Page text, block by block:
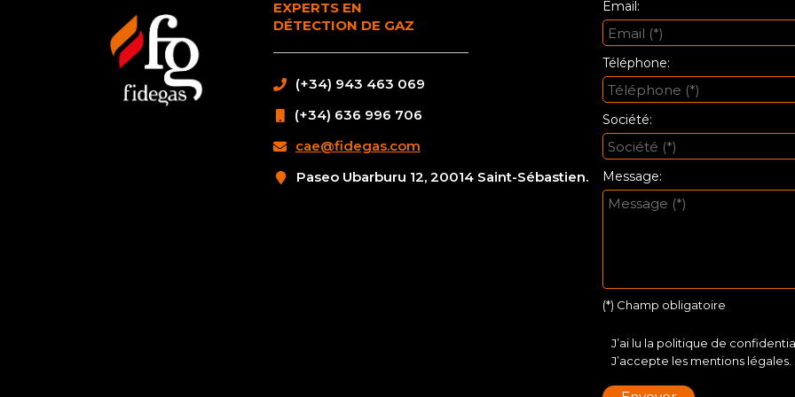
EXPERTS EN
DÉTECTION DE GAZ
(+34) 943 463 069
(+34) 636 996 706
cae@fidegas.com
Paseo Ubarburu 12, 20014 Saint-Sébastien.
Email:
Téléphone:
Société:
Message:
(*) Champ obligatoire
J’ai lu la politique de
J’accepte les mentions légales.